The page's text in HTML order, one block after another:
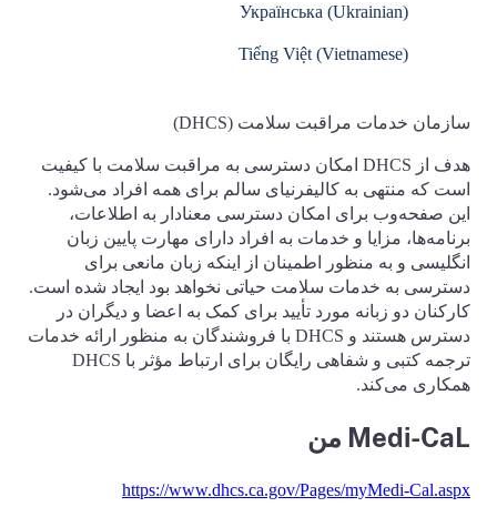
Українська (Ukrainian)
Tiếng Việt (Vietnamese)
سازمان خدمات مراقبت سلامت (DHCS)
هدف از DHCS امکان دسترسی به مراقبت سلامت با کیفیت
است که منتهی به کالیفرنیای سالم برای همه افراد می‌شود.
این صفحه‌وب برای امکان دسترسی معنادار به اطلاعات،
برنامه‌ها، مزایا و خدمات به افراد دارای مهارت پایین زبان
انگلیسی و به منظور اطمینان از اینکه زبان مانعی برای
دسترسی به خدمات سلامت حیاتی نخواهد بود ایجاد شده است.
کارکنان دو زبانه مورد تأیید برای کمک به اعضا و دیگران در
دسترس هستند و DHCS با فروشندگان به منظور ارائه خدمات
ترجمه کتبی و شفاهی رایگان برای ارتباط مؤثر با DHCS
همکاری می‌کند.
Medi-CaL من
https://www.dhcs.ca.gov/Pages/myMedi-Cal.aspx